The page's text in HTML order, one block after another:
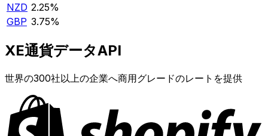
NZD 2.25%
GBP 3.75%
XE通貨データAPI
世界の300社以上の企業へ商用グレードのレートを提供